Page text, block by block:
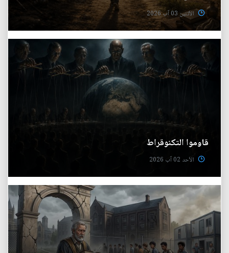
الأثنين 03 آب 2026
قاوموا التكنوقراط
الأحد 02 آب 2026